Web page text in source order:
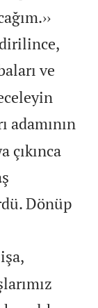
ve
adamının
çıkınca
Dönüp